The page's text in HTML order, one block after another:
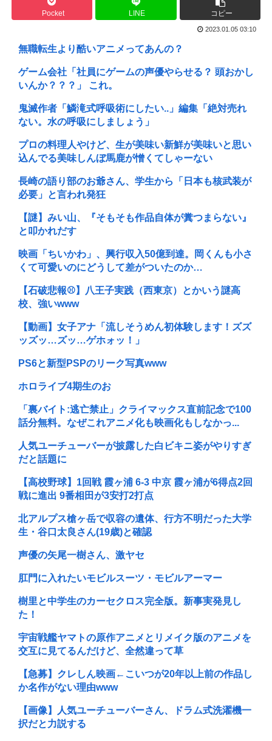
Pocket LINE コピー
2023.01.05 03:10
無職転生より酷いアニメってあんの？
ゲーム会社「社員にゲームの声優やらせる？ 頭おかし
いんか？？？」 これ。
鬼滅作者「鱗滝式呼吸術にしたい..」編集「絶対売れ
ない。水の呼吸にしましょう」
プロの料理人やけど、生が美味い新鮮が美味いと思い
込んでる美味しんぼ馬鹿が憎くてしゃーない
長崎の語り部のお爺さん、学生から「日本も核武装が
必要」と言われ発狂
【謎】みい山、『そもそも作品自体が糞つまらない』
と叩かれだす
映画「ちいかわ」、興行収入50億到達。岡くんも小さ
くて可愛いのにどうして差がついたのか…
【石破悲報⚾】八王子実践（西東京）とかいう謎高
校、強いwww
【動画】女子アナ「流しそうめん初体験します！ズズ
ッズッ…ズッ…ゲホォッ！」
PS6と新型PSPのリーク写真www
ホロライブ4期生のお
「裏バイト:逃亡禁止」クライマックス直前記念で100
話分無料。なぜこれアニメ化も映画化もしなかっ...
人気ユーチューバーが披露した白ビキニ姿がやりすぎ
だと話題に
【高校野球】1回戦 霞ヶ浦 6-3 中京 霞ヶ浦が6得点2回
戦に進出 9番相田が3安打2打点
北アルプス槍ヶ岳で収容の遺体、行方不明だった大学
生・谷口太良さん(19歳)と確認
声優の矢尾一樹さん、激ヤセ
肛門に入れたいモビルスーツ・モビルアーマー
樹里と中学生のカーセクロス完全版。新事実発見し
た！
宇宙戦艦ヤマトの原作アニメとリメイク版のアニメを
交互に見てるんだけど、全然違って草
【急募】クレしん映画←こいつが20年以上前の作品し
か名作がない理由www
【画像】人気ユーチューバーさん、ドラム式洗濯機一
択だと力説する